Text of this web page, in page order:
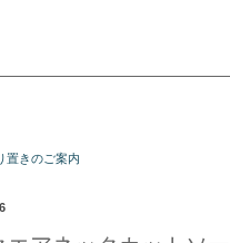
置きのご案内